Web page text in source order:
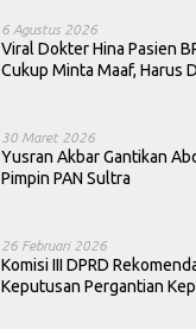
6 Agustus 2026
Viral Dokter Hina Pasien
Cukup Minta Maaf, Harus
30 Maret 2026
Yusran Akbar Gantikan
Pimpin PAN Sultra
26 Februari 2026
Komisi III DPRD
Keputusan Pergantian